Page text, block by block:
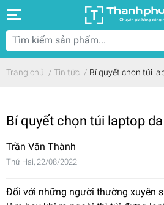
Trang chủ / Tin tức / Bí quyết chọn túi
Bí quyết chọn túi laptop
Trần Văn Thành
Thứ Hai, 22/08/2022
Đối với những người thường xuyên